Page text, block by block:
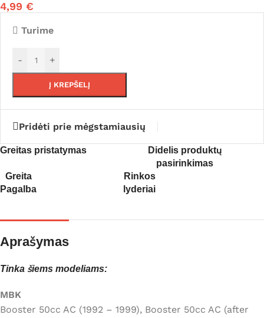
4,99 €
Turime
- +
Į KREPŠELĮ
Pridėti prie mėgstamiausių
Greitas pristatymas
Didelis produktų
pasirinkimas
Greita
Pagalba
Rinkos
lyderiai
Aprašymas
Tinka šiems modeliams:
MBK
Booster 50cc AC (1992 – 1999), Booster 50cc AC (after